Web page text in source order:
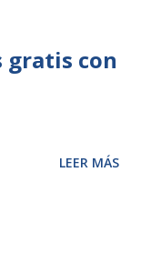
gratis con
LEER MÁS